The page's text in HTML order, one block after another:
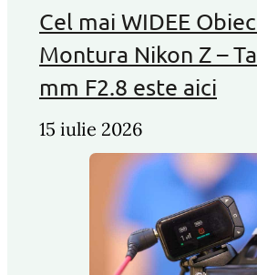
Cel mai WIDEE
Montura Nikon Z –
mm F2.8 este aici
15 iulie 2026